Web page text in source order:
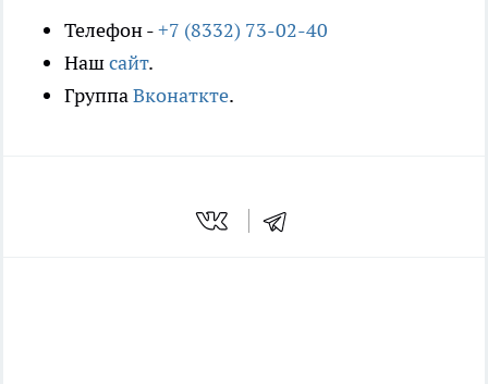
Телефон -+7 (8332) 73-02-40
Нашсайт.
ГруппаВконаткте.